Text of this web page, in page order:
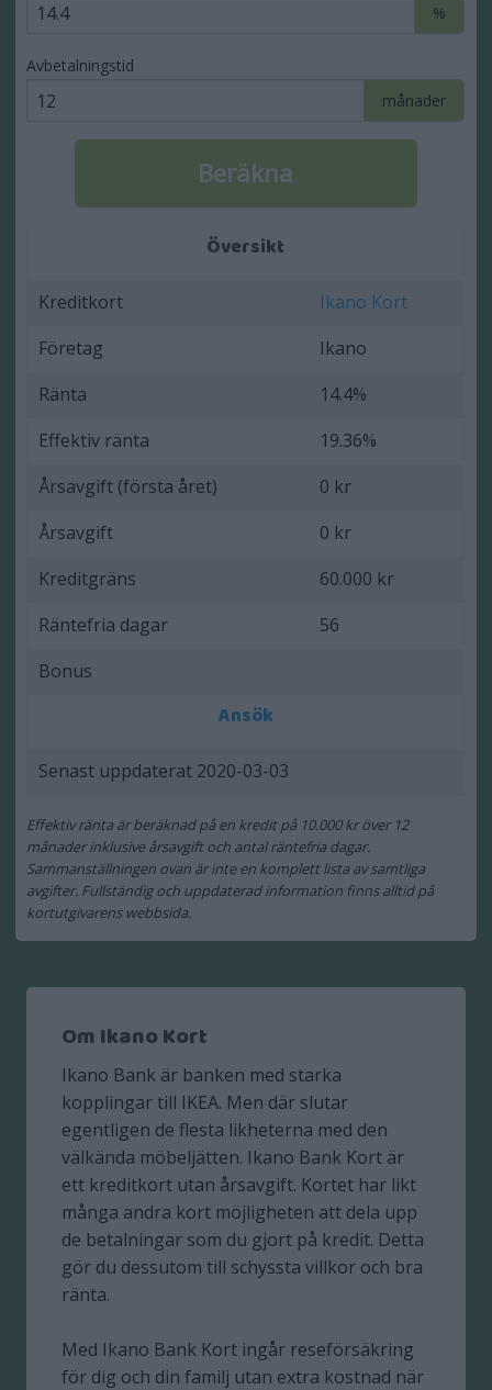
%
Avbetalningstid
månader
Översikt
Kreditkort
Ikano Kort
Företag
Ikano
Ränta
14.4%
Effektiv ränta
19.36%
Årsavgift (första året)
0 kr
Årsavgift
0 kr
Kreditgräns
60.000 kr
Räntefria dagar
56
Bonus
Ansök
Senast uppdaterat 2020-03-03
Effektiv ränta är beräknad på en kredit på 10.000 kr över 12
månader inklusive årsavgift och antal räntefria dagar.
Sammanställningen ovan är inte en komplett lista av samtliga
avgifter. Fullständig och uppdaterad information finns alltid på
kortutgivarens webbsida.
Om Ikano Kort
Ikano Bank är banken med starka
kopplingar till IKEA. Men där slutar
egentligen de flesta likheterna med den
välkända möbeljätten. Ikano Bank Kort är
ett kreditkort utan årsavgift. Kortet har likt
många andra kort möjligheten att dela upp
de betalningar som du gjort på kredit. Detta
gör du dessutom till schyssta villkor och bra
ränta.
Med Ikano Bank Kort ingår reseförsäkring
för dig och din familj utan extra kostnad när